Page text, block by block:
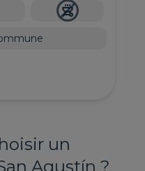
un
Agustín ?